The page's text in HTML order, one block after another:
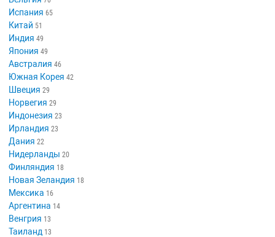
Испания 65
Китай 51
Индия 49
Япония 49
Австралия 46
Южная Корея 42
Швеция 29
Норвегия 29
Индонезия 23
Ирландия 23
Дания 22
Нидерланды 20
Финляндия 18
Новая Зеландия 18
Мексика 16
Аргентина 14
Венгрия 13
Таиланд 13